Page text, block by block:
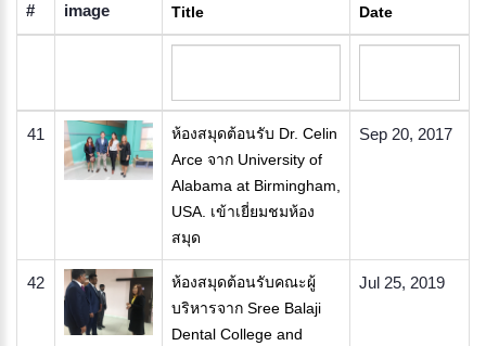
# image Title Date
41
ห้องสมุดต้อนรับ Dr. Celin
Arce จาก University of
Alabama at Birmingham,
USA. เข้าเยี่ยมชมห้อง
สมุด
Sep 20, 2017
42
ห้องสมุดต้อนรับคณะผู้
บริหารจาก Sree Balaji
Dental College and
Jul 25, 2019